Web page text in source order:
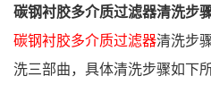
碳钢衬胶多介质过滤器清洗步
碳钢衬胶多介质过滤器清洗步
洗三部曲，具体清洗步骤如下所